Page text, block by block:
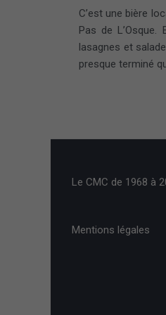
C’est une bière
Pas de
lasagnes et
presque terminé
Le CMC de 1968 à
Mentions légales